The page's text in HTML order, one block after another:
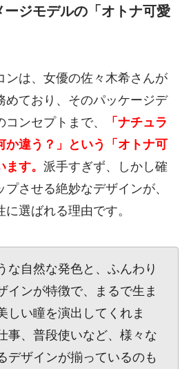
ジモデルの「オトナ可愛
ンは、女優の佐々木希さんが
めており、そのパッケージデ
ンセプトまで、
「ナチュラ
か違う？」という「オトナ可
す。 派手すぎず、しかし確
させる絶妙なデザインが、
選ばれる理由です。
な自然な発色と、ふんわり
インが特徴で、まるで生ま
しい瞳を演出してくれま
事、普段使いなど、様々な
デザインが揃っているのも